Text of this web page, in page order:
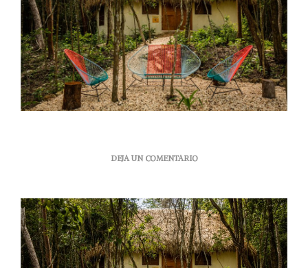
DEJA UN COMENTARIOEN
CAMPAMENTO
MÁS
AVENTURERO
PARA
GRANDES
Y